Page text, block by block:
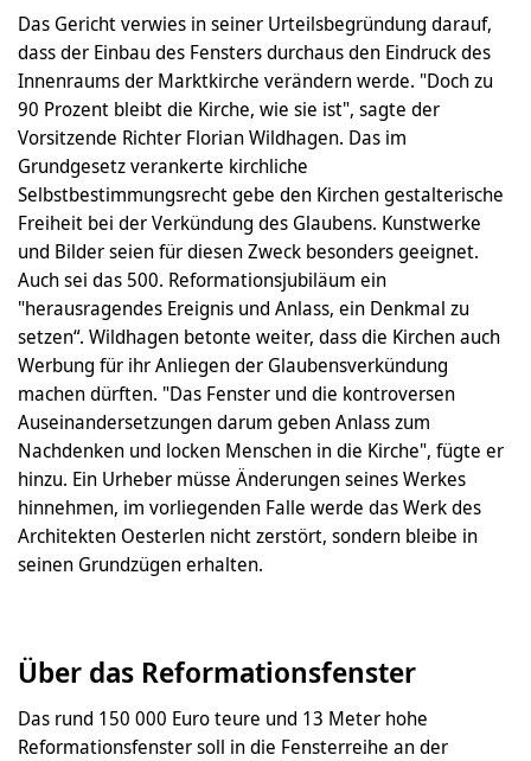
Das Gericht verwies in seiner Urteilsbegründung darauf,
dass der Einbau des Fensters durchaus den Eindruck des
Innenraums der Marktkirche verändern werde. "Doch zu
90 Prozent bleibt die Kirche, wie sie ist", sagte der
Vorsitzende Richter Florian Wildhagen. Das im
Grundgesetz verankerte kirchliche
Selbstbestimmungsrecht gebe den Kirchen gestalterische
Freiheit bei der Verkündung des Glaubens. Kunstwerke
und Bilder seien für diesen Zweck besonders geeignet.
Auch sei das 500. Reformationsjubiläum ein
"herausragendes Ereignis und Anlass, ein Denkmal zu
setzen“. Wildhagen betonte weiter, dass die Kirchen auch
Werbung für ihr Anliegen der Glaubensverkündung
machen dürften. "Das Fenster und die kontroversen
Auseinandersetzungen darum geben Anlass zum
Nachdenken und locken Menschen in die Kirche", fügte er
hinzu. Ein Urheber müsse Änderungen seines Werkes
hinnehmen, im vorliegenden Falle werde das Werk des
Architekten Oesterlen nicht zerstört, sondern bleibe in
seinen Grundzügen erhalten.
Über das Reformationsfenster
Das rund 150 000 Euro teure und 13 Meter hohe
Reformationsfenster soll in die Fensterreihe an der